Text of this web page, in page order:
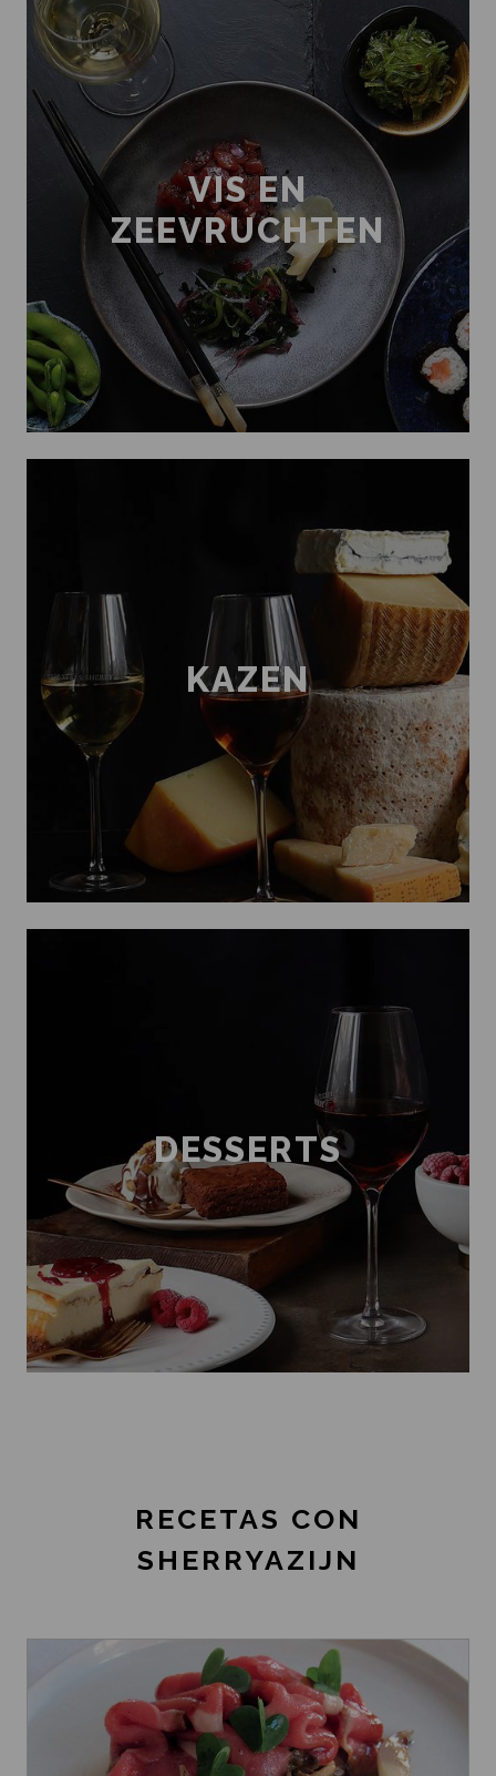
VIS EN
ZEEVRUCHTEN
KAZEN
DESSERTS
RECETAS CON
SHERRYAZIJN